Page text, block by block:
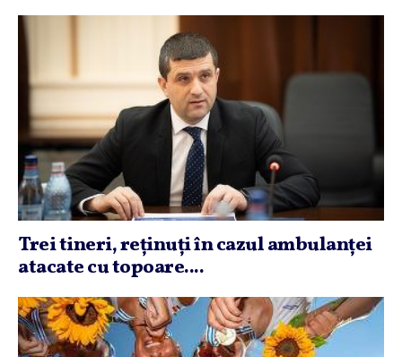
Trei tineri, reţinuţi în cazul ambulanţei
atacate cu topoare....